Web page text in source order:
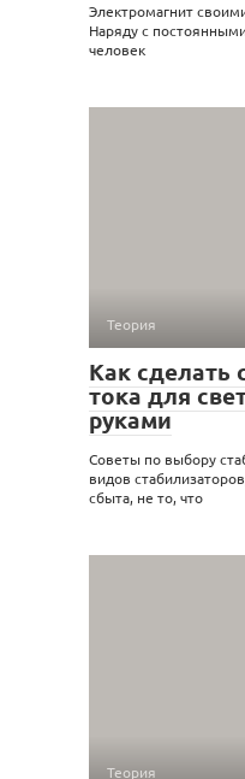
Электромагнит
Наряду с
человек
Теория
Как сделать
тока для
руками
Советы по выбору
видов
сбыта, не то, что
Теория